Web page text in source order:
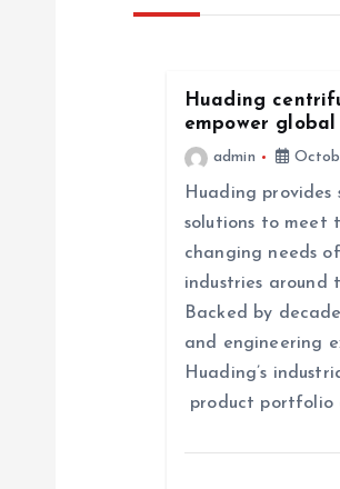
Huading
empower
admin
Huading provides
solutions to meet
changing needs
industries around
Backed by
and engineering
Huading’s
product portfolio